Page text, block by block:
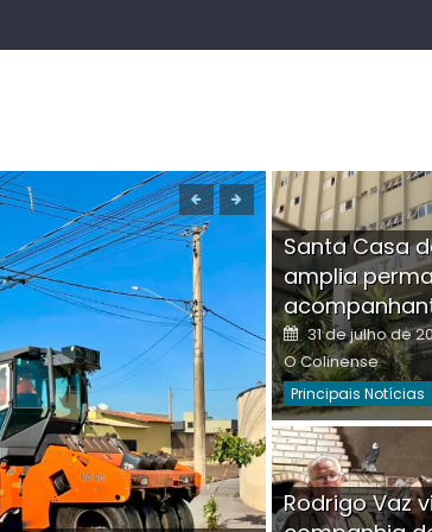
Boutique
invadida
Santa Casa
amplia
Posted
on
31 de julho de
O Colinense
Principais Notícias
Rodrigo Vaz